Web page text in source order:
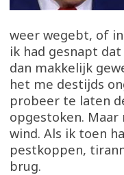
weer wegebt, of
ik had gesnapt
dan makkelijk
het me destijds
probeer te laten
opgestoken.
wind. Als ik toen
pestkoppen,
brug.